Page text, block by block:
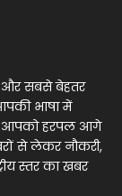
और सबसे बेहतर
भाषा में
आपको हरपल आगे
से लेकर नौकरी,
स्तर का खबर